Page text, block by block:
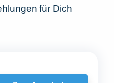
für Dich